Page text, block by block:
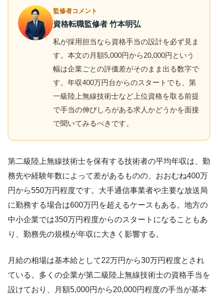
監修者コメント
資格転職監修者 竹本明弘
私が採用担当なら資格手当の設計を必ず見ま
す。本文の月額5,000円から20,000円という
幅は企業ごとの評価差がそのまま出る数字で
す。年収400万円台からのスタートでも、第
一級陸上無線技術士など上位資格を取る前提
で手当の伸びしろがある求人かどうかを面接
で聞いてみるべきです。
第二級陸上無線技術士を保有する技術者の平均年収は、勤
務先や経験年数によって差があるものの、おおむね400万
円から550万円程度です。大手通信事業者や主要な放送局
に勤務する場合は600万円を超えるケースもある。地方の
中小企業では350万円程度からのスタートになることもあ
り、勤務先の規模が年収に大きく影響する。
月給の相場は基本給として22万円から30万円程度とされ
ている。多くの企業が第二級陸上無線技術士の資格手当を
設けており、月額5,000円から20,000円程度の手当が基本